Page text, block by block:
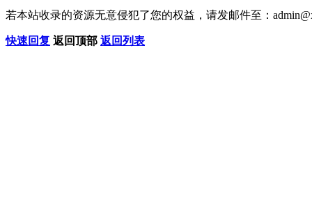
若本站收录的资源无意侵犯了您的权益，请发邮件至：
快速回复 返回顶部 返回列表